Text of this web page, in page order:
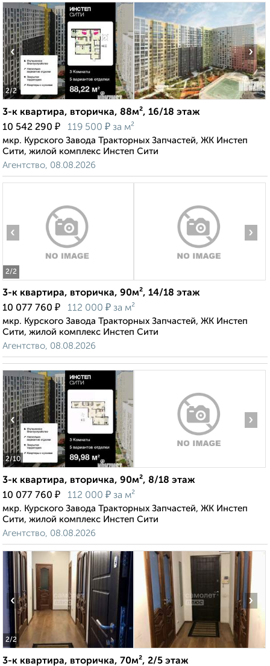
2/2
‹ ›
3-к квартира, вторичка, 88м², 16/18 этаж
10 542 290 ₽ 119 500 ₽ за м²
мкр. Курского Завода Тракторных Запчастей, ЖК Инстеп
Сити, жилой комплекс Инстеп Сити
Агентство, 08.08.2026
2/2
‹ ›
3-к квартира, вторичка, 90м², 14/18 этаж
10 077 760 ₽ 112 000 ₽ за м²
мкр. Курского Завода Тракторных Запчастей, ЖК Инстеп
Сити, жилой комплекс Инстеп Сити
Агентство, 08.08.2026
2/10
‹ ›
3-к квартира, вторичка, 90м², 8/18 этаж
10 077 760 ₽ 112 000 ₽ за м²
мкр. Курского Завода Тракторных Запчастей, ЖК Инстеп
Сити, жилой комплекс Инстеп Сити
Агентство, 08.08.2026
2/2
‹ ›
3-к квартира, вторичка, 70м², 2/5 этаж